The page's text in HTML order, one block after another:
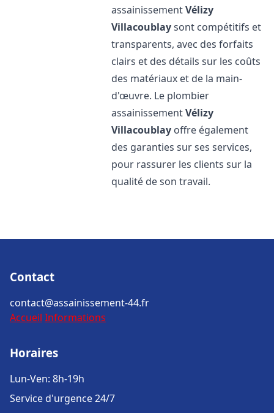
assainissementVélizy
Villacoublaysont compétitifs et
transparents, avec des forfaits
clairs et des détails sur les coûts
des matériaux et de la main-
d'œuvre. Le plombier
assainissementVélizy
Villacoublay offre également
des garanties sur ses services,
pour rassurer les clients sur la
qualité de son travail.
Contact
contact@assainissement-44.fr
Accueil Informations
Horaires
Lun-Ven: 8h-19h
Service d'urgence 24/7